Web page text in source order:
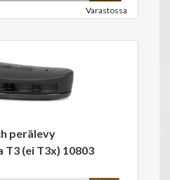
Varastossa
perälevy
(ei T3x) 10803